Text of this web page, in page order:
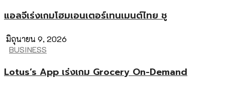
แอลจีเร่งเกมโฮมเอนเตอร์เทนเมนต์ไทย ชู
มิถุนายน 9, 2026
BUSINESS
Lotus’s App เร่งเกม Grocery On-Demand